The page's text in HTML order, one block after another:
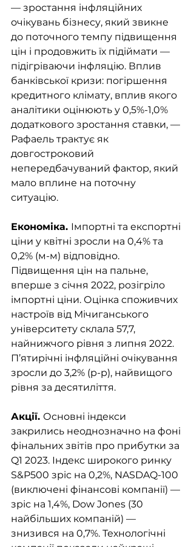
— зростання інфляційних
очікувань бізнесу, який звикне
до поточного темпу підвищення
цін і продовжить їх підіймати —
підігріваючи інфляцію. Вплив
банківської кризи: погіршення
кредитного клімату, вплив якого
аналітики оцінюють у 0,5%-1,0%
додаткового зростання ставки, —
Рафаель трактує як
довгостроковий
непередбачуваний фактор, який
мало вплине на поточну
ситуацію.
Економіка. Імпортні та експортні
ціни у квітні зросли на 0,4% та
0,2% (м-м) відповідно.
Підвищення цін на пальне,
вперше з січня 2022, розігріло
імпортні ціни. Оцінка споживчих
настроїв від Мічиганського
університету склала 57,7,
найнижчого рівня з липня 2022.
П’ятирічні інфляційні очікування
зросли до 3,2% (р-р), найвищого
рівня за десятиліття.
Акції. Основні індекси
закрились неоднозначно на фоні
фінальних звітів про прибутки за
Q1 2023. Індекс широкого ринку
S&P500 зріс на 0,2%, NASDAQ-100
(виключені фінансові компанії) —
зріс на 1,4%, Dow Jones (30
найбільших компаній) —
знизився на 0,7%. Технологічні